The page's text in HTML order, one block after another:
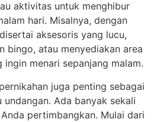
aktivitas untuk menghibur
hari. Misalnya, dengan
aksesoris yang lucu,
bingo, atau menyediakan area
menari sepanjang malam.
juga penting sebagai
Ada banyak sekali
pertimbangkan. Mulai dari